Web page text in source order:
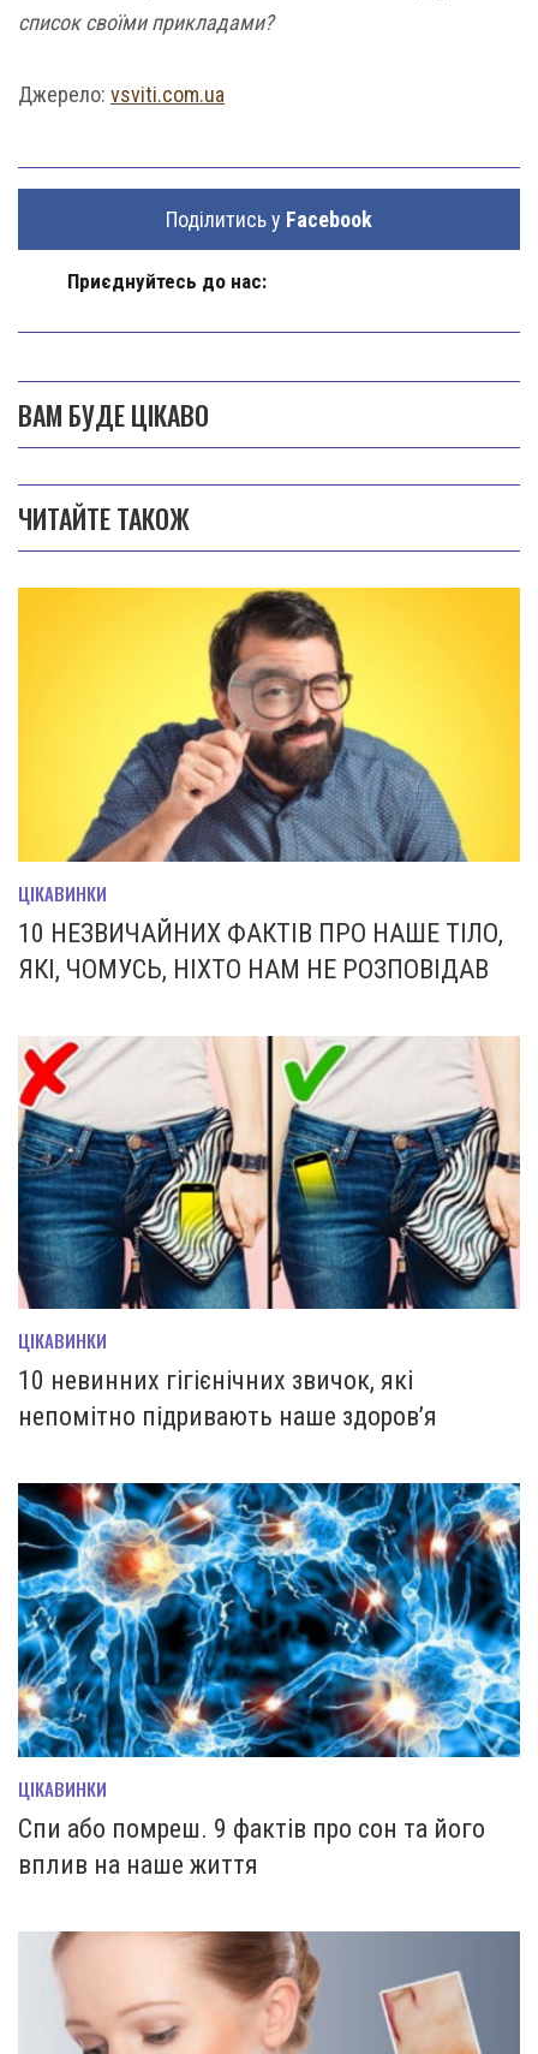
список своїми прикладами?
Джерело: vsviti.com.ua
Поділитись у Facebook
Приєднуйтесь до нас:
ВАМ БУДЕ ЦІКАВО
ЧИТАЙТЕ ТАКОЖ
ЦІКАВИНКИ
10 НЕЗВИЧАЙНИХ ФАКТІВ ПРО НАШЕ ТІЛО,
ЯКІ, ЧОМУСЬ, НІХТО НАМ НЕ РОЗПОВІДАВ
ЦІКАВИНКИ
10 невинних гігієнічних звичок, які
непомітно підривають наше здоров’я
ЦІКАВИНКИ
Спи або помреш. 9 фактів про сон та його
вплив на наше життя